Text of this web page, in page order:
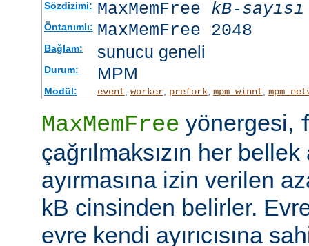
Sözdizimi: MaxMemFree kB-sayısı
Öntanımlı: MaxMemFree 2048
Bağlam: sunucu geneli
Durum: MPM
Modül: event worker, prefork, mpm_winnt
MaxMemFree yönergesi,
çağrılmaksızın her bellek
ayırmasına izin verilen
kB cinsinden belirler.
evre kendi ayırıcısına